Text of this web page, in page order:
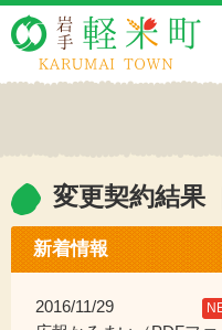
変更契約結果
新着情報
2016/11/29